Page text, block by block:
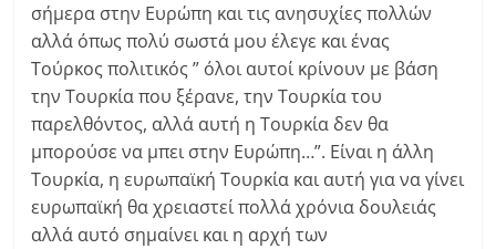
σήμερα στην Ευρώπη και τις ανησυχίες πολλών
αλλά όπως πολύ σωστά μου έλεγε και ένας
Τούρκος πολιτικός ” όλοι αυτοί κρίνουν με βάση
την Τουρκία που ξέρανε, την Τουρκία του
παρελθόντος, αλλά αυτή η Τουρκία δεν θα
μπορούσε να μπει στην Ευρώπη…”. Είναι η άλλη
Τουρκία, η ευρωπαϊκή Τουρκία και αυτή για να γίνει
ευρωπαϊκή θα χρειαστεί πολλά χρόνια δουλειάς
αλλά αυτό σημαίνει και η αρχή των